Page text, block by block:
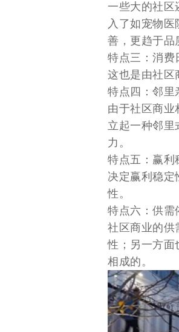
一些大的社区
入了如宠物
善，更趋于品
特点三：消费
这也是由社区
特点四：邻里
由于社区商业
立起一种邻里
力。
特点五：赢利
决定赢利稳定
性。
特点六：供需
社区商业的供
性；另一方面
相成的。